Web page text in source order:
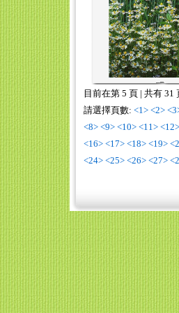
目前在第 5 頁 | 共有 31
請選擇頁數: <1> <2>
<8> <9> <10> <11> <12>
<16> <17> <18> <19>
<24> <25> <26> <27>